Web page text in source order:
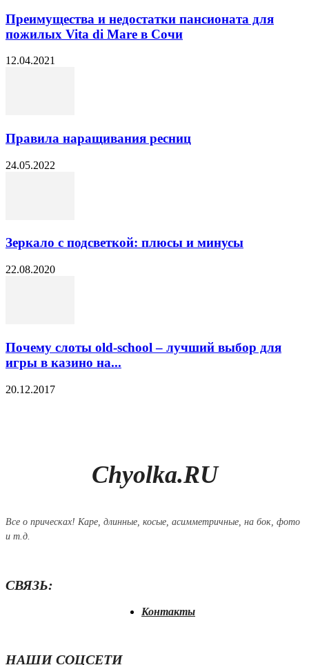
Преимущества и недостатки пансионата для
пожилых Vita di Mare в Сочи
12.04.2021
Правила наращивания ресниц
24.05.2022
Зеркало с подсветкой: плюсы и минусы
22.08.2020
Почему слоты old-school – лучший выбор для
игры в казино на...
20.12.2017
Chyolka.RU
Все о прическах! Каре, длинные, косые, асимметричные, на бок, фото
и т.д.
СВЯЗЬ:
Контакты
НАШИ СОЦСЕТИ